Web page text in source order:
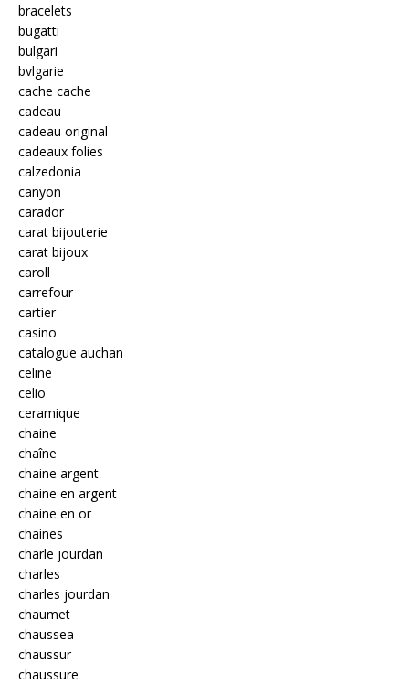
bracelets
bugatti
bulgari
bvlgarie
cache cache
cadeau
cadeau original
cadeaux folies
calzedonia
canyon
carador
carat bijouterie
carat bijoux
caroll
carrefour
cartier
casino
catalogue auchan
celine
celio
ceramique
chaine
chaîne
chaine argent
chaine en argent
chaine en or
chaines
charle jourdan
charles
charles jourdan
chaumet
chaussea
chaussur
chaussure